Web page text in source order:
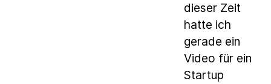
dieser Zeit
hatte ich
gerade ein
Video für ein
Startup